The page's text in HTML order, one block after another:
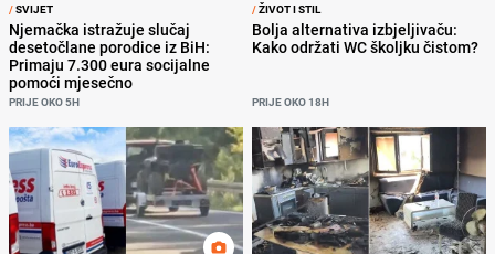
/SVIJET
Njemačka istražuje slučaj
desetočlane porodice iz BiH:
Primaju 7.300 eura socijalne
pomoći mjesečno
PRIJE OKO 5H
/ŽIVOT I STIL
Bolja alternativa izbjeljivaču:
Kako održati WC školjku čistom?
PRIJE OKO 18H